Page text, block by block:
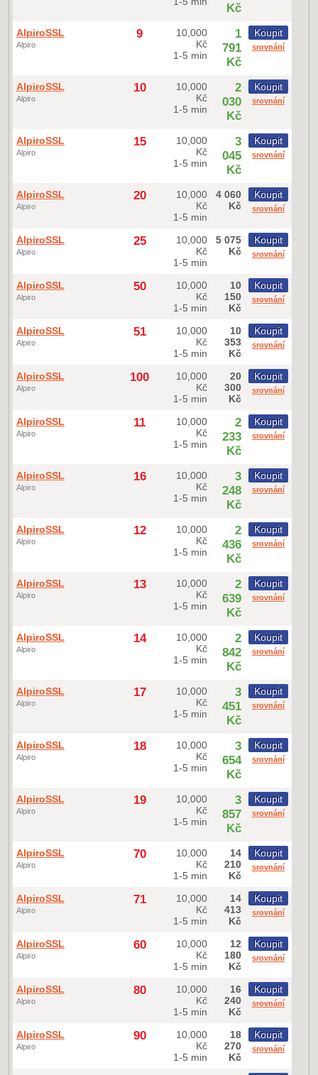
Kč
AlpiroSSL
Alpiro
9
10,000
Kč
1-5 min
1
791
Kč
Koupit
srovnání
AlpiroSSL
Alpiro
10
10,000
Kč
1-5 min
2
030
Kč
Koupit
srovnání
AlpiroSSL
Alpiro
15
10,000
Kč
1-5 min
3
045
Kč
Koupit
srovnání
AlpiroSSL
Alpiro
20
10,000
Kč
1-5 min
4 060
Kč
Koupit
srovnání
AlpiroSSL
Alpiro
25
10,000
Kč
1-5 min
5 075
Kč
Koupit
srovnání
AlpiroSSL
Alpiro
50
10,000
Kč
1-5 min
10
150
Kč
Koupit
srovnání
AlpiroSSL
Alpiro
51
10,000
Kč
1-5 min
10
353
Kč
Koupit
srovnání
AlpiroSSL
Alpiro
100
10,000
Kč
1-5 min
20
300
Kč
Koupit
srovnání
AlpiroSSL
Alpiro
11
10,000
Kč
1-5 min
2
233
Kč
Koupit
srovnání
AlpiroSSL
Alpiro
16
10,000
Kč
1-5 min
3
248
Kč
Koupit
srovnání
AlpiroSSL
Alpiro
12
10,000
Kč
1-5 min
2
436
Kč
Koupit
srovnání
AlpiroSSL
Alpiro
13
10,000
Kč
1-5 min
2
639
Kč
Koupit
srovnání
AlpiroSSL
Alpiro
14
10,000
Kč
1-5 min
2
842
Kč
Koupit
srovnání
AlpiroSSL
Alpiro
17
10,000
Kč
1-5 min
3
451
Kč
Koupit
srovnání
AlpiroSSL
Alpiro
18
10,000
Kč
1-5 min
3
654
Kč
Koupit
srovnání
AlpiroSSL
Alpiro
19
10,000
Kč
1-5 min
3
857
Kč
Koupit
srovnání
AlpiroSSL
Alpiro
70
10,000
Kč
1-5 min
14
210
Kč
Koupit
srovnání
AlpiroSSL
Alpiro
71
10,000
Kč
1-5 min
14
413
Kč
Koupit
srovnání
AlpiroSSL
Alpiro
60
10,000
Kč
1-5 min
12
180
Kč
Koupit
srovnání
AlpiroSSL
Alpiro
80
10,000
Kč
1-5 min
16
240
Kč
Koupit
srovnání
AlpiroSSL
Alpiro
90
10,000
Kč
1-5 min
18
270
Kč
Koupit
srovnání